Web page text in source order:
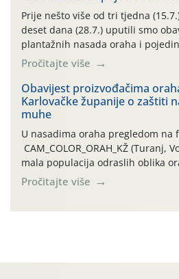
najviše temperature […]
Prije nešto više od tri tjedna
deset dana (28.7.) uputili smo
plantažnih nasada oraha i
leta i ovogodišnjoj potrebi
orahove muhe (Rhagoletis
traje drugi ovogodišnji “toplinski
izražen zadnja šest dana (31.7.-
temperature zraka svakodnevno
Pročitajte više
Obavijest proizvođačima
Karlovačke županije o zaštiti
muhe
U nasadima oraha pregledom na
CAM_COLOR_ORAH_KŽ (Turanj,
mala populacija odraslih oblika
(Rhagoletis completa). Niska
činjenicom da je riječ o mladim
Pročitajte više